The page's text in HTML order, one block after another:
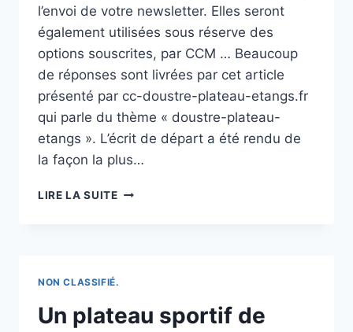
l’envoi de votre newsletter. Elles seront
également utilisées sous réserve des
options souscrites, par CCM … Beaucoup
de réponses sont livrées par cet article
présenté par cc-doustre-plateau-etangs.fr
qui parle du thème « doustre-plateau-
etangs ». L’écrit de départ a été rendu de
la façon la plus…
LIRE LA SUITEELECTIONS
LES
NON CLASSIFIÉ.
Un plateau sportif de